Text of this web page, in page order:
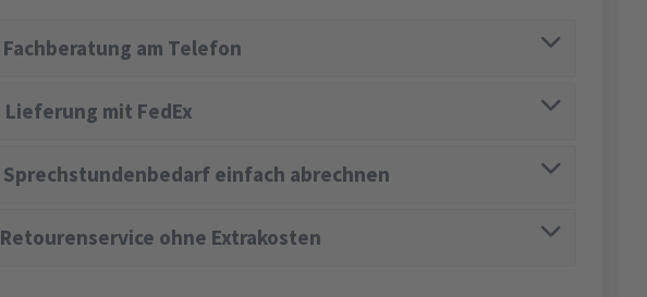
Fachberatung am Telefon
Lieferung mit FedEx
Sprechstundenbedarf einfach abrechnen
Retourenservice ohne Extrakosten